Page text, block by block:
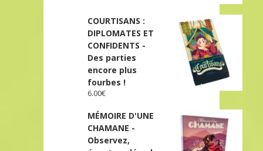
COURTISANS :
DIPLOMATES ET
CONFIDENTS -
Des parties
encore plus
fourbes !
6.00€
MÉMOIRE D'UNE
CHAMANE -
Observez,